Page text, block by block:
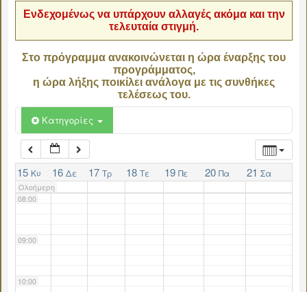
Ενδεχομένως να υπάρχουν αλλαγές ακόμα και την
τελευταία στιγμή.
Στο πρόγραμμα ανακοινώνεται η ώρα έναρξης του
προγράμματος,
η ώρα λήξης ποικίλει ανάλογα με τις συνθήκες
τελέσεως του.
Κατηγορίες
15 Κυ 16 Δε 17 Τρ 18 Τε 19 Πε 20 Πα 21 Σα
Ολοήμερη
06:00
07:00
08:00
09:00
10:00